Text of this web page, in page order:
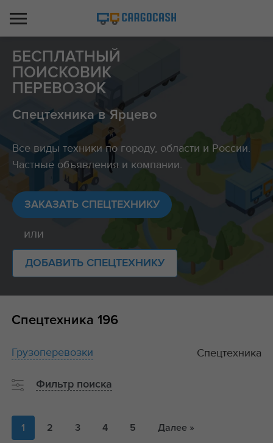
БЕСПЛАТНЫЙ
ПОИСКОВИК
ПЕРЕВОЗОК
Спецтехника в Ярцево
Все виды техники по городу, области и России.
Частные объявления и компании.
ЗАКАЗАТЬ СПЕЦТЕХНИКУ
или
ДОБАВИТЬ СПЕЦТЕХНИКУ
Спецтехника 196
1 2 3 4 5 Далее »
Грузоперевозки Спецтехника
Фильтр поиска